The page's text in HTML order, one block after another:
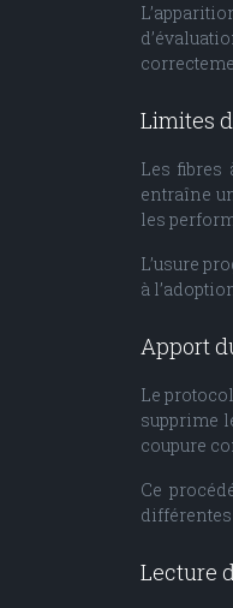
Limites
Les fibres
entraîne
les
L’usure
à
Apport
Le
supprime
coupure
Ce
Lecture